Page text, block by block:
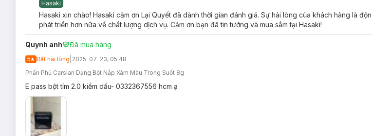
Hasaki
Hasaki xin chào! Hasaki cảm ơn Lại Quyết đã dành thời gian đánh giá. Sự hài lòng của khách hàng là
phát triển hơn nữa về chất lượng dịch vụ. Cảm ơn bạn đã tin tưởng và mua sắm tại Hasaki!
Quynh anh Đã mua hàng
5 Rất hài lòng 2025-07-23, 05:48
Phấn Phủ Carslan Dạng Bột Nắp Xám Màu Trong Suốt 8g
E pass bột tím 2.0 kiềm dầu- 0332367556 hcm ạ